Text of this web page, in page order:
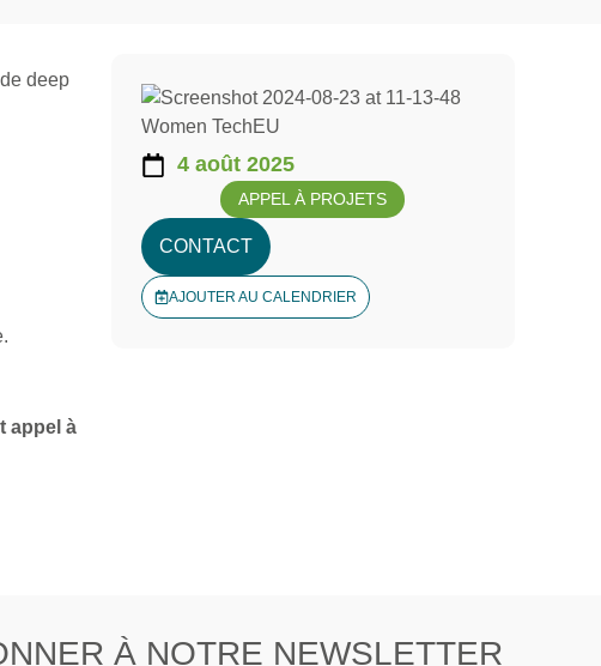
de deep
appel à
4 août 2025
APPEL À PROJETS
CONTACT
AJOUTER AU CALENDRIER
À NOTRE NEWSLETTER